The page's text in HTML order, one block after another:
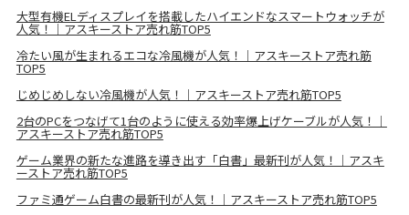
大型有機ELディスプレイを搭載したハイエンドなスマートウォッチが
人気！｜アスキーストア売れ筋TOP5
冷たい風が生まれるエコな冷風機が人気！｜アスキーストア売れ筋
TOP5
じめじめしない冷風機が人気！｜アスキーストア売れ筋TOP5
2台のPCをつなげて1台のように使える効率爆上げケーブルが人気！｜
アスキーストア売れ筋TOP5
ゲーム業界の新たな進路を導き出す「白書」最新刊が人気！｜アスキ
ーストア売れ筋TOP5
ファミ通ゲーム白書の最新刊が人気！｜アスキーストア売れ筋TOP5